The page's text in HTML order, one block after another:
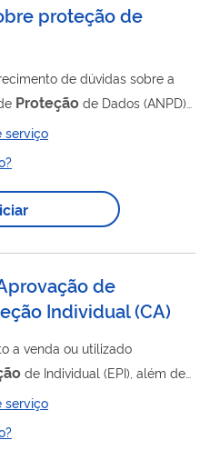
proteção de
de dúvidas sobre a
Proteção de Dados (ANPD)
ou materiais emitidos pelo
– LGPD , desde que a dúvida
serviço
de
Individual (CA)
a venda ou utilizado
de Individual (EPI), além de
Regulamentadora nº 6
de Aprovação - CA expedido
em matéria de segurança e
serviço